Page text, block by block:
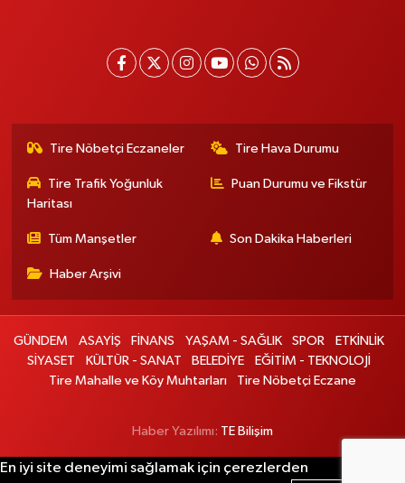
Tire Nöbetçi Eczaneler Tire Hava Durumu
Tire Trafik Yoğunluk
Haritası
Puan Durumu ve Fikstür
Tüm Manşetler Son Dakika Haberleri
Haber Arşivi
GÜNDEM ASAYİŞ FİNANS YAŞAM - SAĞLIK SPOR
ETKİNLİK
SİYASET
KÜLTÜR - SANAT BELEDİYE
EĞİTİM - TEKNOLOJİ
Tire Mahalle ve Köy Muhtarları
Tire Nöbetçi Eczane
Haber Yazılımı: TE Bilişim
En iyi site deneyimi sağlamak için çerezlerden